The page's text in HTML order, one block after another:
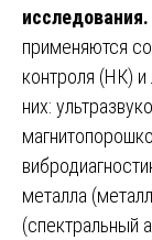
исследования.
применяются
контроля (НК)
них:
металла
(спектральный